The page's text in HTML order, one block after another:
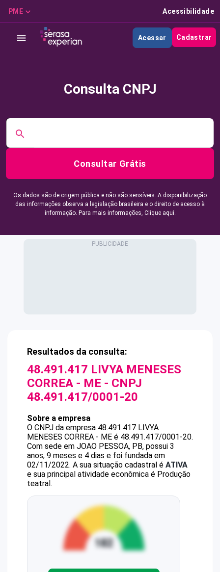
PME Acessibilidade
Acessar Cadastrar
Consulta CNPJ
Consultar Grátis
Os dados são de origem pública e não são sensíveis. A disponibilização
das informações observa a legislação brasileira e o direito de acesso à
informação. Para mais informações, Clique aqui.
Resultados da consulta:
48.491.417 LIVYA MENESES
CORREA - ME - CNPJ
48.491.417/0001-20
Sobre a empresa
O CNPJ da empresa 48.491.417 LIVYA
MENESES CORREA - ME é 48.491.417/0001-20.
Com sede em JOAO PESSOA, PB, possui 3
anos, 9 meses e 4 dias e foi fundada em
02/11/2022. A sua situação cadastral é ATIVA
e sua principal atividade econômica é Produção
teatral.